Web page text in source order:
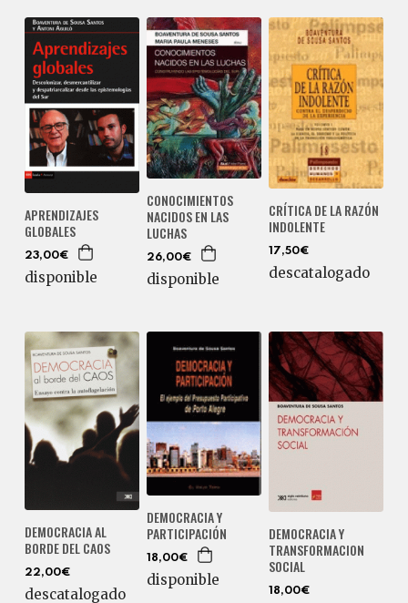
APRENDIZAJES
GLOBALES
23,00€
disponible
CONOCIMIENTOS
NACIDOS EN LAS
LUCHAS
26,00€
disponible
CRÍTICA DE LA RAZÓN
INDOLENTE
17,50€
descatalogado
DEMOCRACIA AL
BORDE DEL CAOS
22,00€
descatalogado
DEMOCRACIA Y
PARTICIPACIÓN
18,00€
disponible
DEMOCRACIA Y
TRANSFORMACION
SOCIAL
18,00€